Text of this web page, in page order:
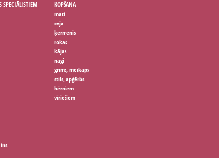
SPECIĀLISTIEM
KOPŠANA
mati
seja
ķermenis
rokas
kājas
nagi
grims, meikaps
stils, apģērbs
bērniem
vīriešiem